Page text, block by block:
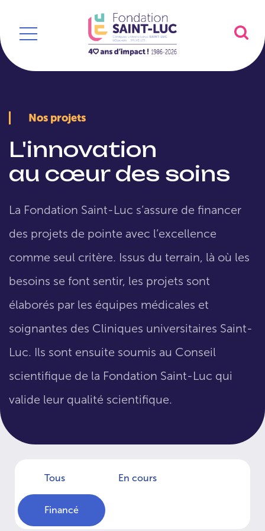
Nos projets
L'innovation
au cœur des soins
La Fondation Saint-Luc s’assure de financer
des projets de pointe avec l’excellence
comme seul critère. Issus du terrain, là où les
besoins se font sentir, les projets sont
élaborés par les équipes médicales et
soignantes des Cliniques universitaires Saint-
Luc. Ils sont ensuite soumis au Conseil
scientifique de la Fondation Saint-Luc qui
valide leur qualité scientifique.
Tous En cours
Financé